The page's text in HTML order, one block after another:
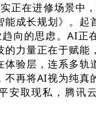
正在进修场景中
能成长规划》。起
向的思虑。AI正
的力量正在于赋能
体验层，连系多轨
不再将AI视为纯真
安取现私，腾讯